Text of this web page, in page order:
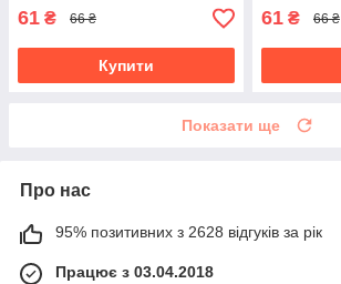
61 ₴ 66 ₴
Купити
61 ₴ 66 ₴
Показати ще
Про нас
95% позитивних з 2628 відгуків за рік
Працює з 03.04.2018